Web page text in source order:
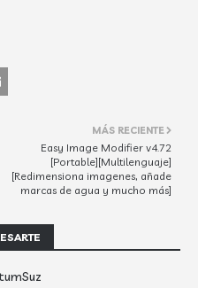
MÁS RECIENTE
Easy Image Modifier v4.72
[Portable][Multilenguaje]
[Redimensiona imagenes, añade
marcas de agua y mucho más]